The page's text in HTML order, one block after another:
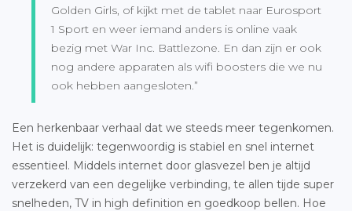
Golden Girls, of kijkt met de tablet naar Eurosport
1 Sport en weer iemand anders is online vaak
bezig met War Inc. Battlezone. En dan zijn er ook
nog andere apparaten als wifi boosters die we nu
ook hebben aangesloten.”
Een herkenbaar verhaal dat we steeds meer tegenkomen.
Het is duidelijk: tegenwoordig is stabiel en snel internet
essentieel. Middels internet door glasvezel ben je altijd
verzekerd van een degelijke verbinding, te allen tijde super
snelheden, TV in high definition en goedkoop bellen. Hoe